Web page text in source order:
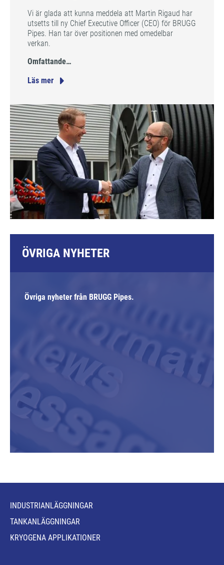
Vi är glada att kunna meddela att Martin Rigaud har
utsetts till ny Chief Executive Officer (CEO) för BRUGG
Pipes. Han tar över positionen med omedelbar
verkan.
Omfattande…
Läs mer
ÖVRIGA NYHETER
Övriga nyheter från BRUGG Pipes.
INDUSTRIANLÄGGNINGAR
TANKANLÄGGNINGAR
KRYOGENA APPLIKATIONER